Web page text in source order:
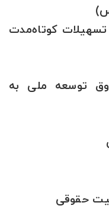
نکات دستورالعمل مصوب ۱۴۰۱ تسهیلات کوتاه‌مدت
توسعه ملی به
حقوقی